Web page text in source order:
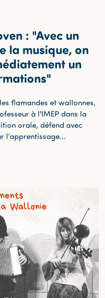
: "Avec un
la musique, on
un
flamandes et wallonnes,
à l'IMEP dans la
orale, défend avec
l’apprentissage...